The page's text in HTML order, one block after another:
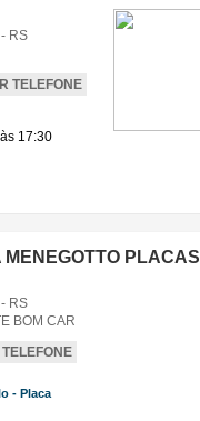
RS
TELEFONE
17:30
MENEGOTTO
RS
BOM CAR
- Placa